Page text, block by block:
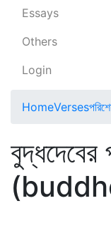
Essays
Others
Login
HomeVerses
বুদ্ধদেবের